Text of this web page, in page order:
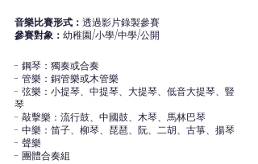
音樂比賽形式： 透過影片錄製參賽
參賽對象： 幼稚園/小學/中學/公開
- 鋼琴：獨奏或合奏
- 管樂：銅管樂或木管樂
- 弦樂：小提琴、中提琴、大提琴、低音大提琴、豎
琴
- 敲擊樂：流行鼓、中國鼓、木琴、馬林巴琴
- 中樂：笛子、柳琴、琵琶、阮、二胡、古箏、揚琴
- 聲樂
- 團體合奏組